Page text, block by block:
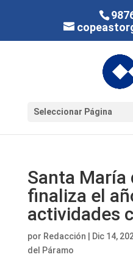
Seleccionar Página
Santa María
finaliza el
actividades
por Redacción Dic 14,
del Páramo